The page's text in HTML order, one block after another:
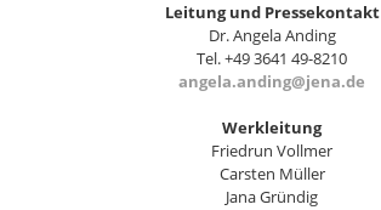
Leitung und Pressekontakt
Dr. Angela Anding
Tel. +49 3641 49-8210
angela.anding@jena.de
Werkleitung
Friedrun Vollmer
Carsten Müller
Jana Gründig